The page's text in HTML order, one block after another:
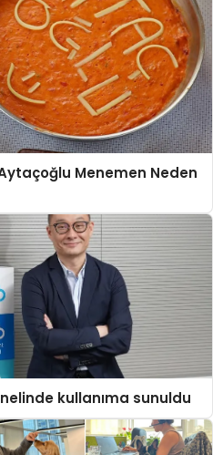
Menemen Neden
kullanıma sunuldu